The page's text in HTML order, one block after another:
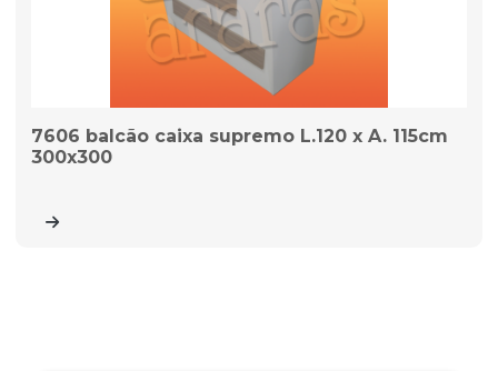
7606 balcão caixa supremo L.120 x A. 115cm
300x300